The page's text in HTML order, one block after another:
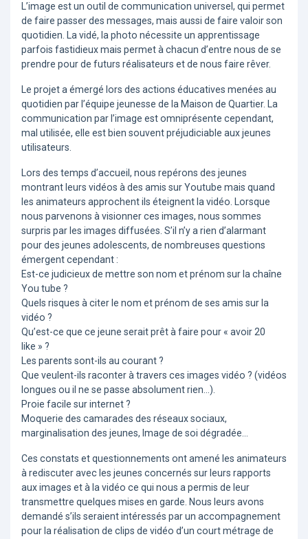
L’image est un outil de communication universel, qui permet
de faire passer des messages, mais aussi de faire valoir son
quotidien. La vidé, la photo nécessite un apprentissage
parfois fastidieux mais permet à chacun d’entre nous de se
prendre pour de futurs réalisateurs et de nous faire rêver.
Le projet a émergé lors des actions éducatives menées au
quotidien par l’équipe jeunesse de la Maison de Quartier. La
communication par l’image est omniprésente cependant,
mal utilisée, elle est bien souvent préjudiciable aux jeunes
utilisateurs.
Lors des temps d’accueil, nous repérons des jeunes
montrant leurs vidéos à des amis sur Youtube mais quand
les animateurs approchent ils éteignent la vidéo. Lorsque
nous parvenons à visionner ces images, nous sommes
surpris par les images diffusées. S’il n’y a rien d’alarmant
pour des jeunes adolescents, de nombreuses questions
émergent cependant :
Est-ce judicieux de mettre son nom et prénom sur la chaîne
You tube ?
Quels risques à citer le nom et prénom de ses amis sur la
vidéo ?
Qu’est-ce que ce jeune serait prêt à faire pour « avoir 20
like » ?
Les parents sont-ils au courant ?
Que veulent-ils raconter à travers ces images vidéo ? (vidéos
longues ou il ne se passe absolument rien…).
Proie facile sur internet ?
Moquerie des camarades des réseaux sociaux,
marginalisation des jeunes, Image de soi dégradée…
Ces constats et questionnements ont amené les animateurs
à rediscuter avec les jeunes concernés sur leurs rapports
aux images et à la vidéo ce qui nous a permis de leur
transmettre quelques mises en garde. Nous leurs avons
demandé s’ils seraient intéressés par un accompagnement
pour la réalisation de clips de vidéo d’un court métrage de